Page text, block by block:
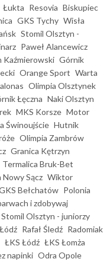
Łukta Resovia Biskupiec
GKS Tychy Wisła
Stomil Olsztyn -
Paweł Alancewicz
Kaźmierowski Górnik
Orange Sport Warta
Olimpia Olsztynek
Łęczna Naki Olsztyn
MKS Korsze Motor
Świnoujście Hutnik
Olimpia Zambrów
Granica Kętrzyn
Termalica Bruk-Bet
Nowy Sącz Wiktor
Bełchatów Polonia
i zdobywaj
Stomil Olsztyn - juniorzy
Rafał Śledź Radomiak
ŁKS Łódź ŁKS Łomża
napinki Odra Opole